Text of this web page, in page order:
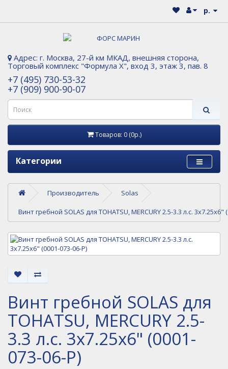
р.
Адрес: г. Москва, 27-й км МКАД, внешняя сторона,
Торговый комплекс "Формула Х", вход 3, этаж 3, пав. 8
+7 (495) 730-53-32
+7 (909) 900-90-07
Товаров: 0 (0р.)
Категории
Производитель Solas
Винт гребной SOLAS для TOHATSU, MERCURY 2.5-3.3 л.с. 3x7.25x6"
Винт гребной SOLAS для
TOHATSU, MERCURY 2.5-
3.3 л.с. 3x7.25x6" (0001-
073-06-P)